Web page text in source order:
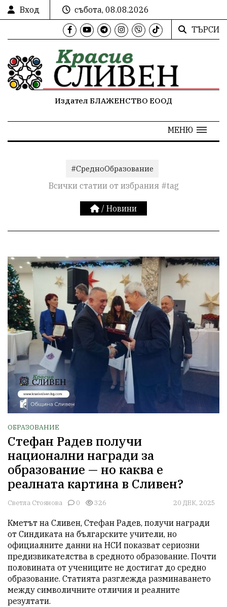
Вход
събота, 08.08.2026
ТЪРСИ
Издател БЛАЖЕНСТВО ЕООД
МЕНЮ
#СредноОбразование
Всички статии от избрания #tag
/ Новини
ОБРАЗОВАНИЕ
Стефан Радев получи
национални награди за
образование — но каква е
реалната картина в Сливен?
Светла Стоянова 0 326 20 ДЕК, 2025
Кметът на Сливен, Стефан Радев, получи награди
от Синдиката на българските учители, но
официалните данни на НСИ показват сериозни
предизвикателства в средното образование. Почти
половината от учениците не достигат до средно
образование. Статията разглежда разминаването
между символичните отличия и реалните
резултати.